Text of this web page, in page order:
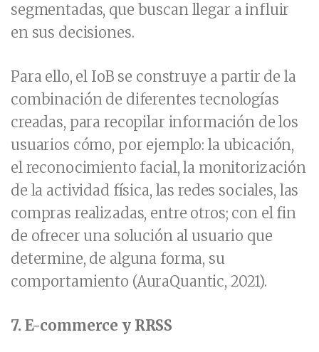
segmentadas, que buscan llegar a influir
en sus decisiones.
Para ello, el IoB se construye a partir de la
combinación de diferentes tecnologías
creadas, para recopilar información de los
usuarios cómo, por ejemplo: la ubicación,
el reconocimiento facial, la monitorización
de la actividad física, las redes sociales, las
compras realizadas, entre otros; con el fin
de ofrecer una solución al usuario que
determine, de alguna forma, su
comportamiento (AuraQuantic, 2021).
7. E-commerce y RRSS